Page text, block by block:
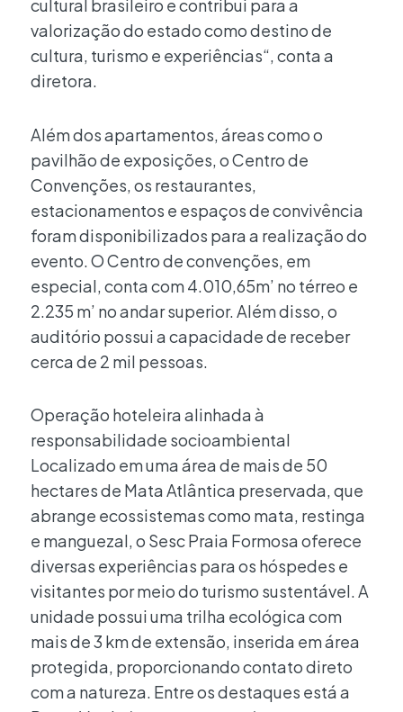
cultural brasileiro e contribui para a
valorização do estado como destino de
cultura, turismo e experiências“, conta a
diretora.
Além dos apartamentos, áreas como o
pavilhão de exposições, o Centro de
Convenções, os restaurantes,
estacionamentos e espaços de convivência
foram disponibilizados para a realização do
evento. O Centro de convenções, em
especial, conta com 4.010,65m’ no térreo e
2.235 m’ no andar superior. Além disso, o
auditório possui a capacidade de receber
cerca de 2 mil pessoas.
Operação hoteleira alinhada à
responsabilidade socioambiental
Localizado em uma área de mais de 50
hectares de Mata Atlântica preservada, que
abrange ecossistemas como mata, restinga
e manguezal, o Sesc Praia Formosa oferece
diversas experiências para os hóspedes e
visitantes por meio do turismo sustentável. A
unidade possui uma trilha ecológica com
mais de 3 km de extensão, inserida em área
protegida, proporcionando contato direto
com a natureza. Entre os destaques está a